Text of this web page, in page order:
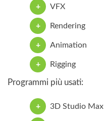
VFX
Rendering
Animation
Rigging
Programmi più usati:
3D Studio Max